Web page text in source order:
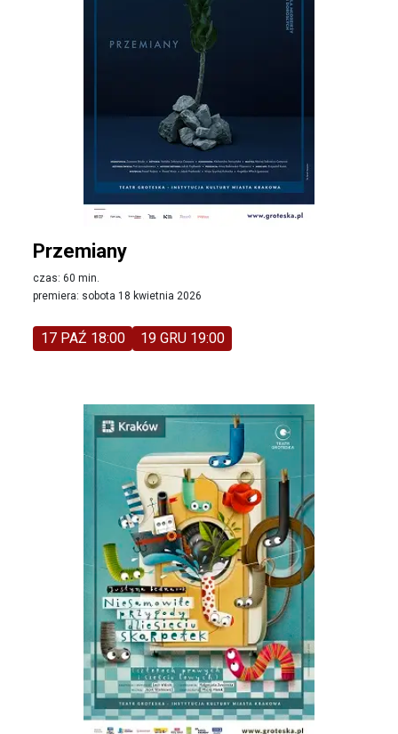
Przemiany
czas: 60 min.
premiera: sobota 18 kwietnia 2026
17 PAŹ 18:00 19 GRU 19:00